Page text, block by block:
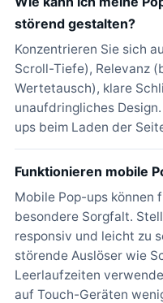
störend gestalten?
Konzentrieren Sie sich
Scroll-Tiefe), Relevanz
Wertetausch), klare
unaufdringliches
ups beim Laden der
Funktionieren mobile
Mobile Pop-ups können
besondere Sorgfalt.
responsiv und leicht zu
störende Auslöser wie
Leerlaufzeiten
auf Touch-Geräten